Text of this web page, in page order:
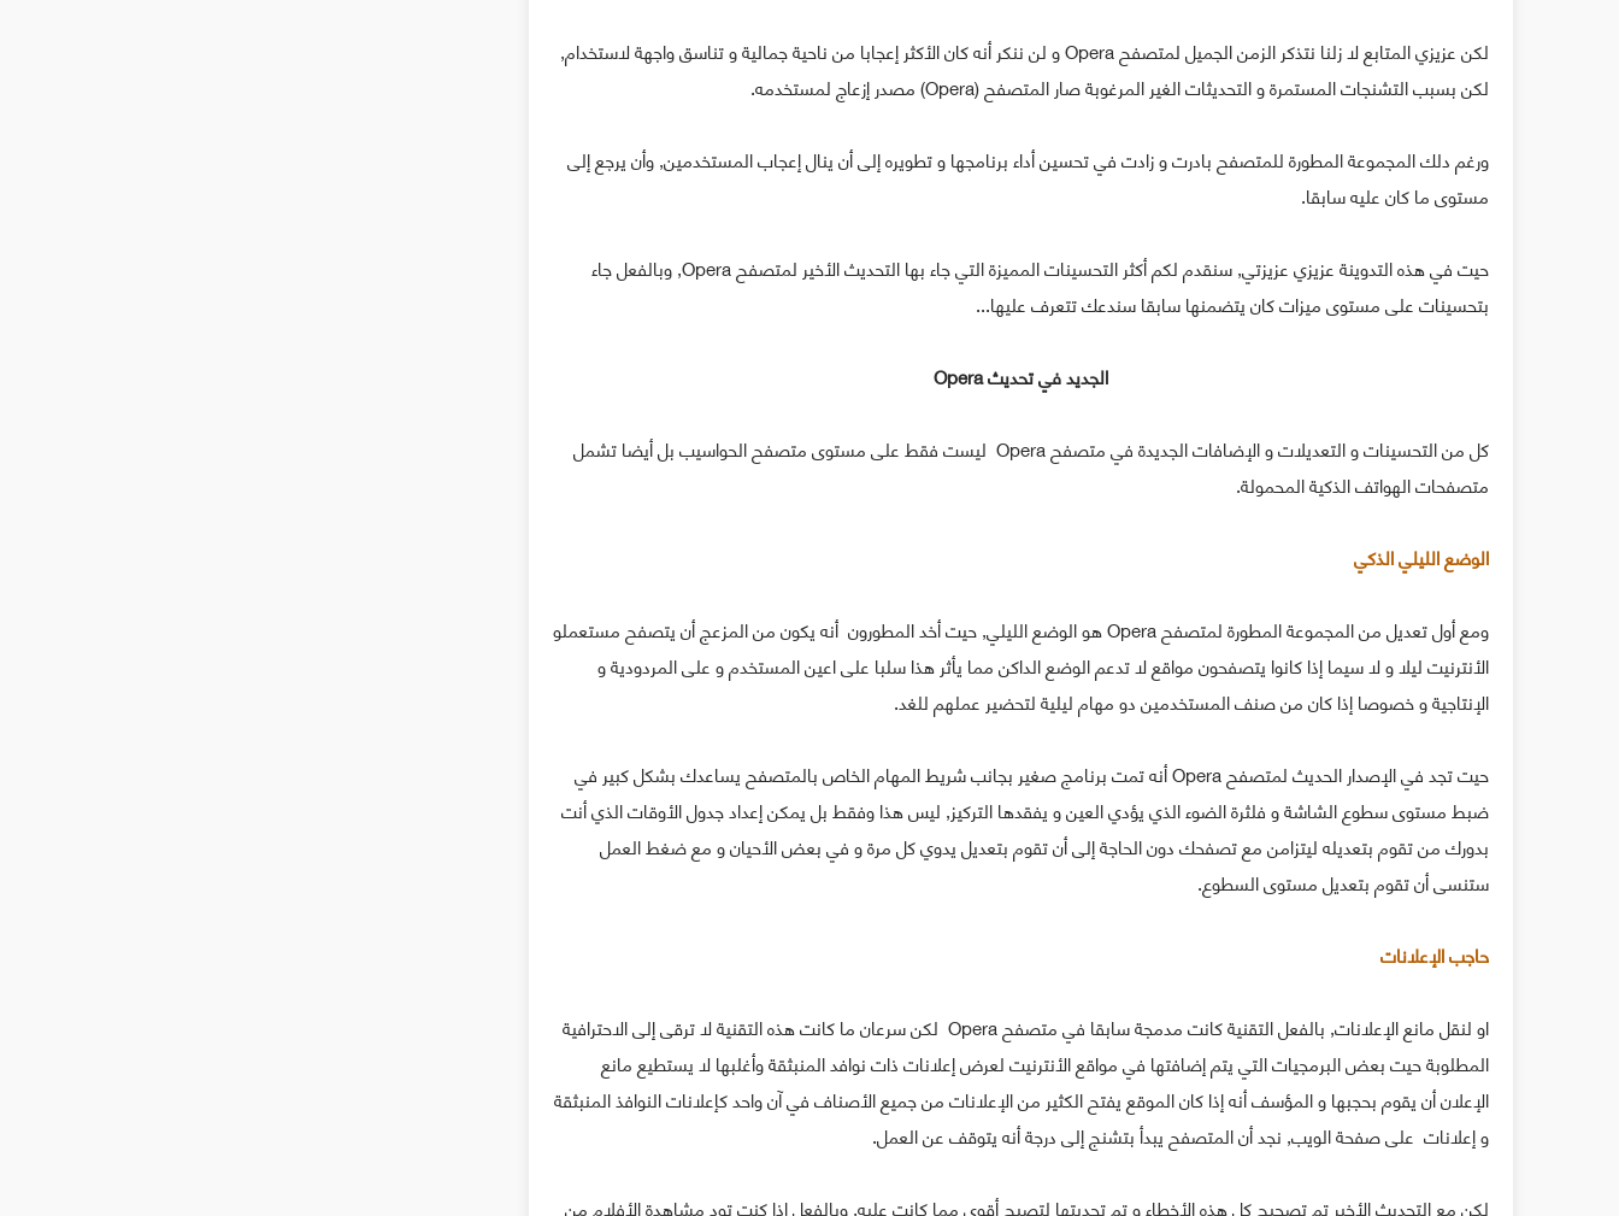
لكن عزيزي المتابع لا زلنا نتذكر الزمن الجميل لمتصفح Opera و لن ننكر أنه كان الأكثر إعجابا من ناحية جمالية و تناسق واجهة لاستخدام,
لكن بسبب التشنجات المستمرة و التحديثات الغير المرغوبة صار المتصفح (Opera) مصدر إزعاج لمستخدمه.
ورغم دلك المجموعة المطورة للمتصفح بادرت و زادت في تحسين أداء برنامجها و تطويره إلى أن ينال إعجاب المستخدمين, وأن يرجع إلى
مستوى ما كان عليه سابقا.
حيت في هذه التدوينة عزيزي عزيزتي, سنقدم لكم أكثر التحسينات المميزة التي جاء بها التحديث الأخير لمتصفح Opera, وبالفعل جاء
بتحسينات على مستوى ميزات كان يتضمنها سابقا سندعك تتعرف عليها...
الجديد في تحديث Opera
كل من التحسينات و التعديلات و الإضافات الجديدة في متصفح Opera ليست فقط على مستوى متصفح الحواسيب بل أيضا تشمل
متصفحات الهواتف الذكية المحمولة.
الوضع الليلي الذكي
ومع أول تعديل من المجموعة المطورة لمتصفح Opera هو الوضع الليلي, حيت أخد المطورون أنه يكون من المزعج أن يتصفح مستعملو
الأنترنيت ليلا و لا سيما إذا كانوا يتصفحون مواقع لا تدعم الوضع الداكن مما يأثر هذا سلبا على اعين المستخدم و على المردودية و
الإنتاجية و خصوصا إذا كان من صنف المستخدمين دو مهام ليلية لتحضير عملهم للغد.
حيت تجد في الإصدار الحديث لمتصفح Opera أنه تمت برنامج صغير بجانب شريط المهام الخاص بالمتصفح يساعدك بشكل كبير في
ضبط مستوى سطوع الشاشة و فلثرة الضوء الذي يؤدي العين و يفقدها التركيز, ليس هذا وفقط بل يمكن إعداد جدول الأوقات الذي أنت
بدورك من تقوم بتعديله ليتزامن مع تصفحك دون الحاجة إلى أن تقوم بتعديل يدوي كل مرة و في بعض الأحيان و مع ضغط العمل
ستنسى أن تقوم بتعديل مستوى السطوع.
حاجب الإعلانات
او لنقل مانع الإعلانات, بالفعل التقنية كانت مدمجة سابقا في متصفح Opera لكن سرعان ما كانت هذه التقنية لا ترقى إلى الاحترافية
المطلوبة حيت بعض البرمجيات التي يتم إضافتها في مواقع الأنترنيت لعرض إعلانات ذات نوافد المنبثقة وأغلبها لا يستطيع مانع
الإعلان أن يقوم بحجبها و المؤسف أنه إذا كان الموقع يفتح الكثير من الإعلانات من جميع الأصناف في آن واحد كإعلانات النوافذ المنبثقة
و إعلانات على صفحة الويب, نجد أن المتصفح يبدأ بتشنج إلى درجة أنه يتوقف عن العمل.
لكن مع التحديث الأخير تم تصحيح كل هذه الأخطاء و تم تحديتها لتصبح أقوى مما كانت عليه, وبالفعل إذا كنت تود مشاهدة الأفلام من